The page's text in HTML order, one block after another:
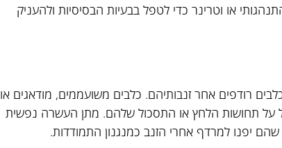
או וטרינר כדי לטפל בבעיות הבסיסיות ולהעניק
רודפים אחר זנבותיהם. כלבים משועממים, מודאגים או
על תחושות הלחץ או התסכול שלהם. מתן העשרה נפשית
יפנו למרדף אחרי הזנב כמנגנון התמודדות.